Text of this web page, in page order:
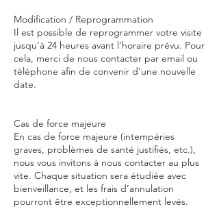
Modification / Reprogrammation
Il est possible de reprogrammer votre visite
jusqu’à 24 heures avant l’horaire prévu. Pour
cela, merci de nous contacter par email ou
téléphone afin de convenir d’une nouvelle
date.
Cas de force majeure
En cas de force majeure (intempéries
graves, problèmes de santé justifiés, etc.),
nous vous invitons à nous contacter au plus
vite. Chaque situation sera étudiée avec
bienveillance, et les frais d’annulation
pourront être exceptionnellement levés.